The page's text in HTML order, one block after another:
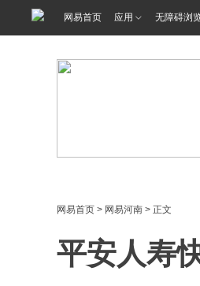
网易首页 应用 无障碍浏
网易首页 > 网易河南 > 正文
平安人寿